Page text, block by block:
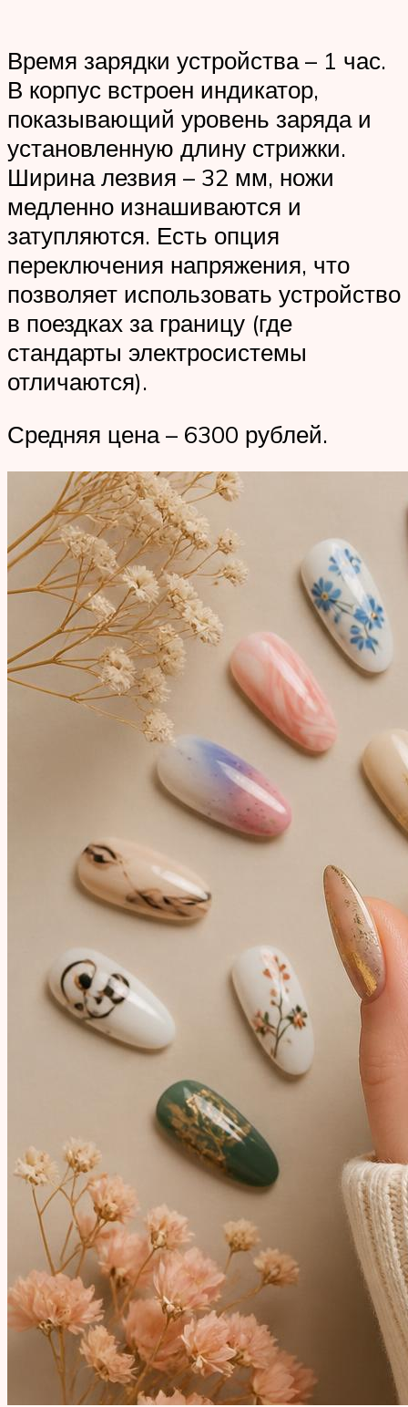
Время зарядки устройства – 1 час.
В корпус встроен индикатор,
показывающий уровень заряда и
установленную длину стрижки.
Ширина лезвия – 32 мм, ножи
медленно изнашиваются и
затупляются. Есть опция
переключения напряжения, что
позволяет использовать устройство
в поездках за границу (где
стандарты электросистемы
отличаются).
Средняя цена – 6300 рублей.